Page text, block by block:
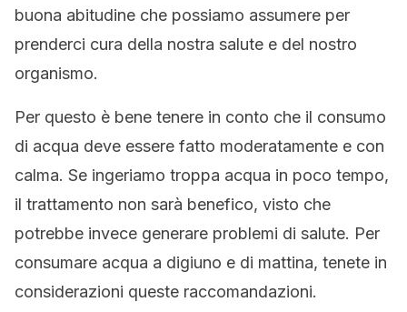
buona abitudine che possiamo assumere per
prenderci cura della nostra salute e del nostro
organismo.
Per questo è bene tenere in conto che il consumo
di acqua deve essere fatto moderatamente e con
calma. Se ingeriamo troppa acqua in poco tempo,
il trattamento non sarà benefico, visto che
potrebbe invece generare problemi di salute. Per
consumare acqua a digiuno e di mattina, tenete in
considerazioni queste raccomandazioni.